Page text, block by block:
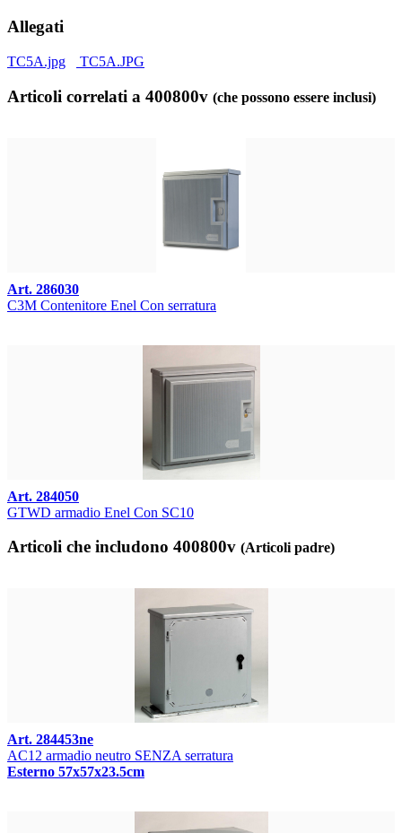
Allegati
TC5A.jpg TC5A.JPG
Articoli correlati a 400800v (che possono essere inclusi)
Art. 286030
C3M Contenitore Enel Con serratura
Art. 284050
GTWD armadio Enel Con SC10
Articoli che includono 400800v (Articoli padre)
Art. 284453ne
AC12 armadio neutro SENZA serratura
Esterno 57x57x23.5cm